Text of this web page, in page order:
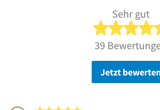
Sehr gut
39
Jetzt